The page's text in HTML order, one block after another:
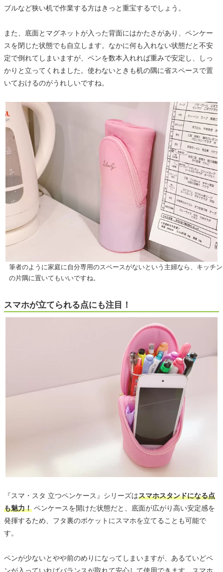
ブルなど狭い机で作業する方はきっと重宝するでしょう。
また、底面とマグネットが入った背面にはかたさがあり、ペンケー
スを閉じた状態でも自立します。なかに何も入れない状態だと不安
定で倒れてしまいますが、ペンを数本入れれば重みで安定し、しっ
かりと立ってくれました。使わないときも机の隅に省スペースで置
いておけるのがうれしいですね。
筆者のように家庭に自分専用のスペースがないという主婦なら、キッチン
の片隅に置いてもいいですね。
スマホが立てられる点にも注目！
『スマ・スタ 立つペンケース』シリーズはスマホスタンドになる点
も魅力！ ペンケースを開けた状態だと、底面が広がり高い安定感を
発揮するため、フタ裏のポケットにスマホを立てることも可能で
す。
ペンが少ないとやや前のめりになってしまいますが、あるていどペ
ンが入っていればバランスが取れて安心して使用できます。スマホ